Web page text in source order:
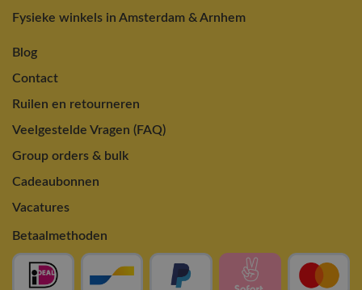
Fysieke winkels in Amsterdam & Arnhem
Blog
Contact
Ruilen en retourneren
Veelgestelde Vragen (FAQ)
Group orders & bulk
Cadeaubonnen
Vacatures
Betaalmethoden